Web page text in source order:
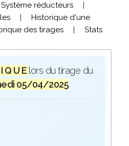
Système réducteurs
|
|
Historique d'une
des tirages |
Stats
Q U E lors du tirage du
05/04/2025